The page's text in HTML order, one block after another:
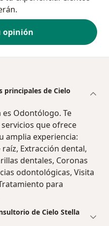
opinión
principales de Cielo
es Odontólogo. Te
que ofrece
amplia experiencia:
Extracción dental,
dentales, Coronas
odontológicas, Visita
para
de Cielo Stella